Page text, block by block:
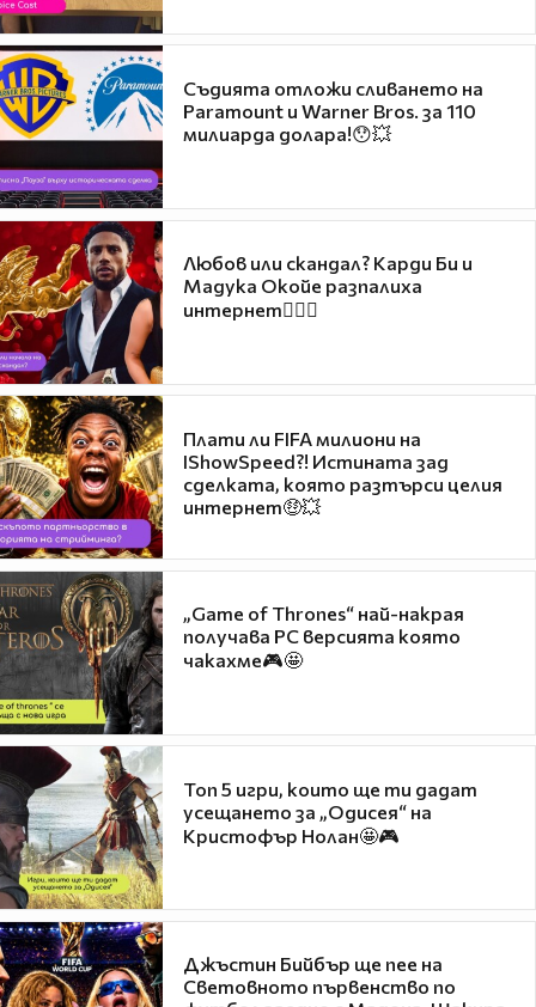
Съдията отложи сливането на
Paramount и Warner Bros. за 110
милиарда долара!😯💥
Любов или скандал? Карди Би и
Мадука Окойе разпалиха
интернет❤️‍🔥🔥
Плати ли FIFA милиони на
IShowSpeed?! Истината зад
сделката, която разтърси целия
интернет🤑💥
„Game of Thrones“ най-накрая
получава PC версията която
чакахме🎮🤩
Топ 5 игри, които ще ти дадат
усещането за „Одисея“ на
Кристофър Нолан🤩🎮
Джъстин Бийбър ще пее на
Световното първенство по